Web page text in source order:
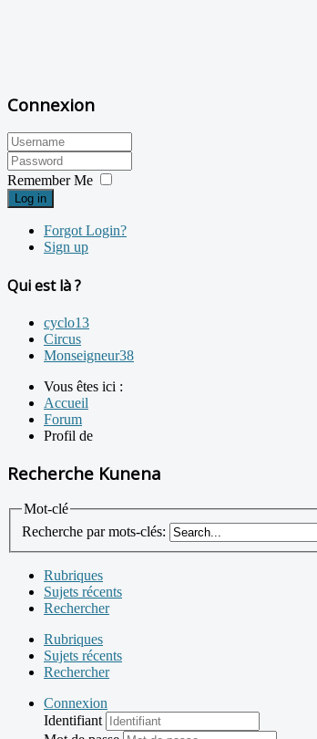
Connexion
Remember Me
Log in
Forgot Login?
Sign up
Qui est là ?
cyclo13
Circus
Monseigneur38
Vous êtes ici :
Accueil
Forum
Profil de
Recherche Kunena
Mot-clé
Recherche par mots-clés:
Rubriques
Sujets récents
Rechercher
Rubriques
Sujets récents
Rechercher
Connexion
Identifiant